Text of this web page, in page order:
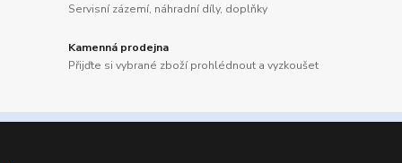
Servisní zázemí, náhradní díly, doplňky
Kamenná prodejna
Přijďte si vybrané zboží prohlédnout a vyzkoušet